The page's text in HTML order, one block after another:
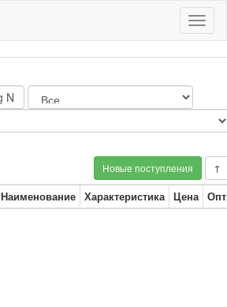
Новые поступления
↑
Наименование Характеристика Цена